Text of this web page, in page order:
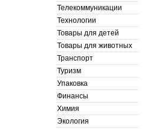
Телекоммуникации
Технологии
Товары для детей
Товары для животных
Транспорт
Туризм
Упаковка
Финансы
Химия
Экология